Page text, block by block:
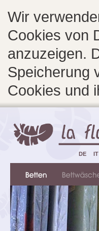
Wir
Cookies von
anzuzeigen.
Speicherung
Cookies und
DE IT